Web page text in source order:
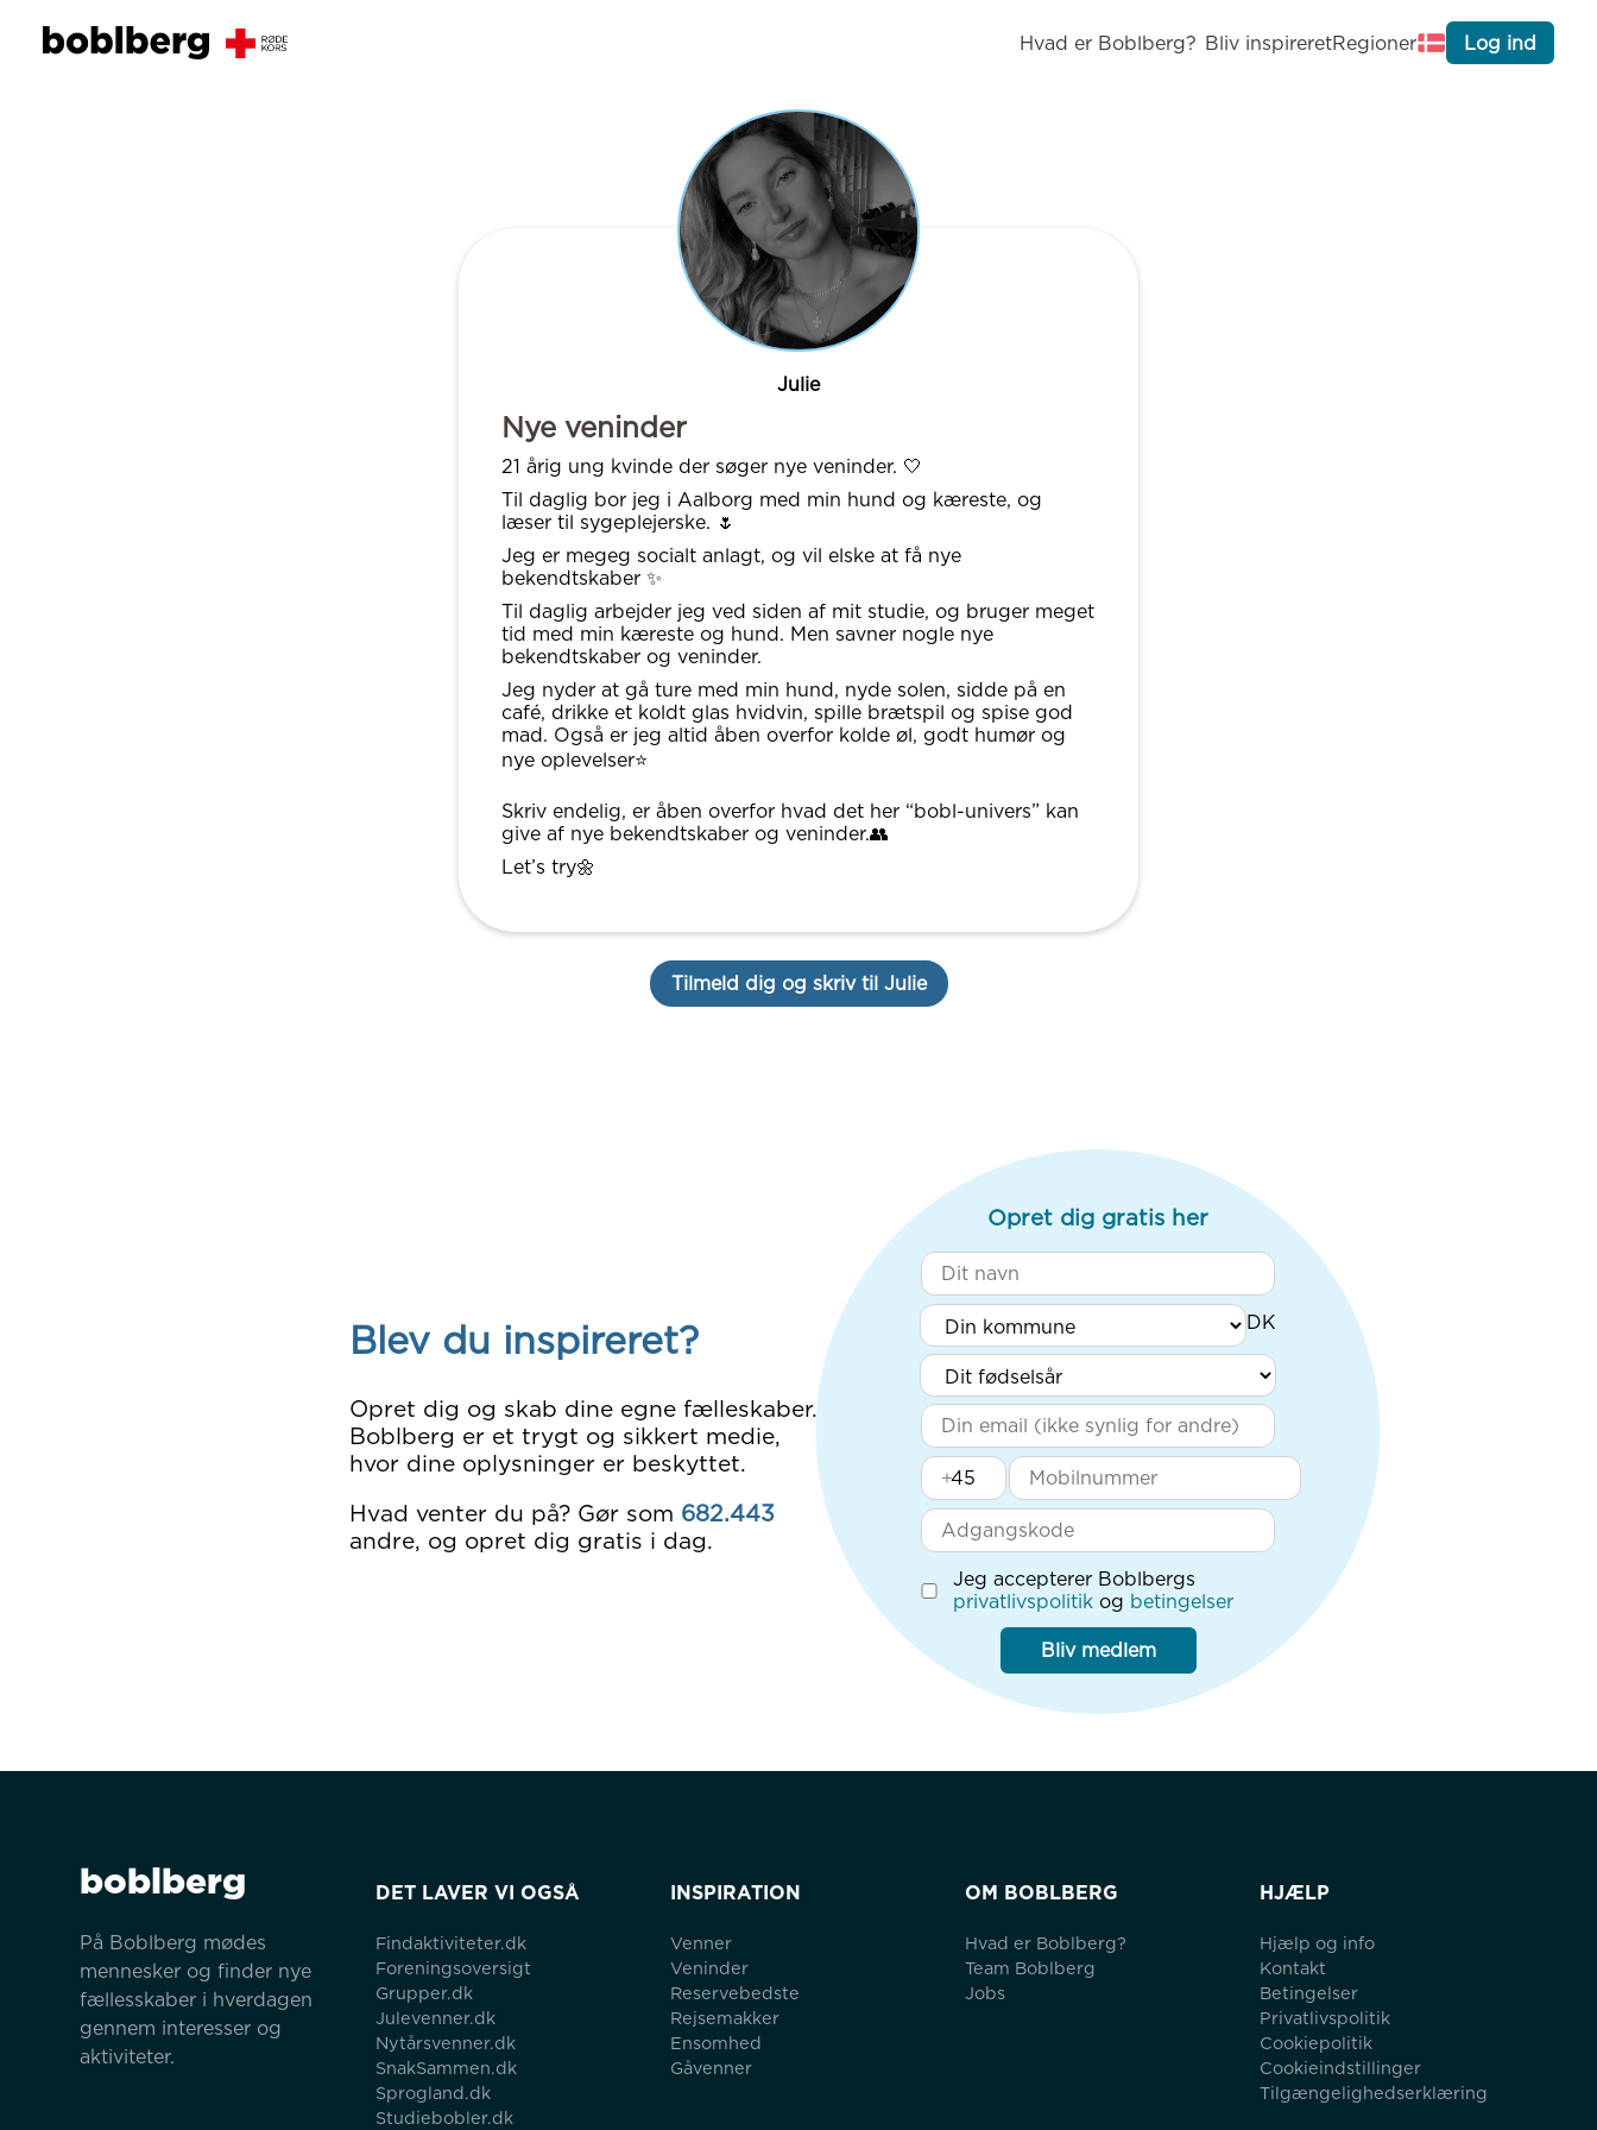
Hvad er Boblberg? Bliv inspireretRegioner Log ind
Julie
Nye veninder
21 årig ung kvinde der søger nye veninder. 🤍
Til daglig bor jeg i Aalborg med min hund og kæreste, og
læser til sygeplejerske. 🌷
Jeg er megeg socialt anlagt, og vil elske at få nye
bekendtskaber ✨
Til daglig arbejder jeg ved siden af mit studie, og bruger meget
tid med min kæreste og hund. Men savner nogle nye
bekendtskaber og veninder.
Jeg nyder at gå ture med min hund, nyde solen, sidde på en
café, drikke et koldt glas hvidvin, spille brætspil og spise god
mad. Også er jeg altid åben overfor kolde øl, godt humør og
nye oplevelser⭐️
Skriv endelig, er åben overfor hvad det her “bobl-univers” kan
give af nye bekendtskaber og veninder.👥
Let’s try🌼
Tilmeld dig og skriv til Julie
Blev du inspireret?
Opret dig og skab dine egne fælleskaber.
Boblberg er et trygt og sikkert medie,
hvor dine oplysninger er beskyttet.
Hvad venter du på? Gør som 682.443
andre, og opret dig gratis i dag.
Opret dig gratis her
+
Jeg accepterer Boblbergs
privatlivspolitik og betingelser
Bliv medlem
boblberg
På Boblberg mødes
mennesker og finder nye
fællesskaber i hverdagen
gennem interesser og
aktiviteter.
DET LAVER VI OGSÅ
Findaktiviteter.dk
Foreningsoversigt
Grupper.dk
Julevenner.dk
Nytårsvenner.dk
SnakSammen.dk
Sprogland.dk
Studiebobler.dk
INSPIRATION
Venner
Veninder
Reservebedste
Rejsemakker
Ensomhed
Gåvenner
OM BOBLBERG
Hvad er Boblberg?
Team Boblberg
Jobs
HJÆLP
Hjælp og info
Kontakt
Betingelser
Privatlivspolitik
Cookiepolitik
Cookieindstillinger
Tilgængelighedserklæring